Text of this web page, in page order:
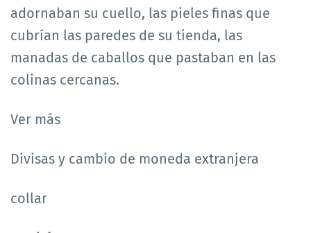
adornaban su cuello, las pieles finas que
cubrían las paredes de su tienda, las
manadas de caballos que pastaban en las
colinas cercanas.
Ver más
Divisas y cambio de moneda extranjera
collar